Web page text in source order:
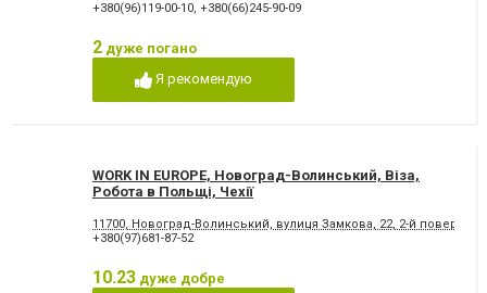
+380(96)119-00-10, +380(66)245-90-09
2 дуже погано
Я рекомендую
WORK ІN EUROPE, Новоград-Волинський, Віза,
Робота в Польщі, Чехії
11700, Новоград-Волинський, вулиця Замкова, 22, 2-й поверх,
+380(97)681-87-52
10.23 дуже добре